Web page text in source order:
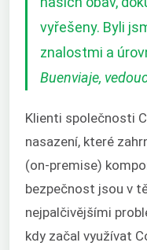
vyřešeny. Byli
znalostmi a
Buenviaje,
Klienti společnosti
nasazení, které
(on-premise)
bezpečnost jsou v
nejpalčivějšími
kdy začal využívat